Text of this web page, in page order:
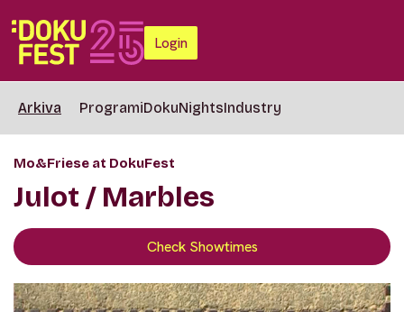
Login
Arkiva ProgramiDokuNightsIndustry
Mo&Friese at DokuFest
Julot / Marbles
Check Showtimes